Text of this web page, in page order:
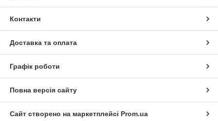
Контакти
Доставка та оплата
Графік роботи
Повна версія сайту
Сайт створено на маркетплейсі Prom.ua